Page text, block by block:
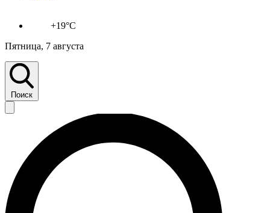
+19°C
Пятница, 7 августа
Поиск